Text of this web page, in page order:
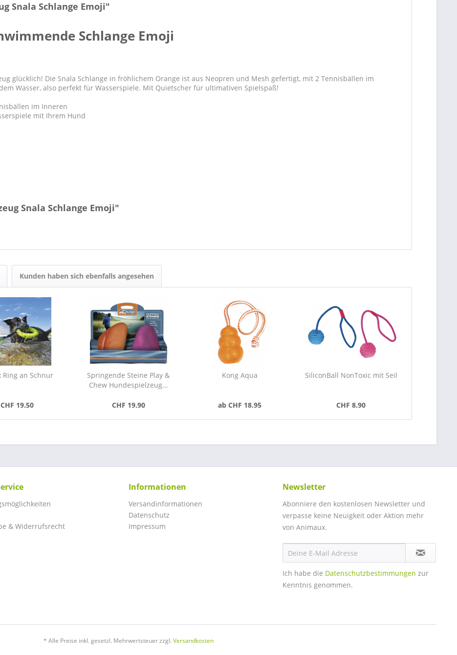
Snala Schlange Emoji"
Schlange Emoji
glücklich! Die Snala Schlange in fröhlichem Orange ist aus Neopren und Mesh gefertigt, mit 2 Tennisbällen im
Wasser, also perfekt für Wasserspiele. Mit Quietscher für ultimativen Spielspaß!
im Inneren
mit Ihrem Hund
Snala Schlange Emoji"
Kunden haben sich ebenfalls angesehen
Ring an Schnur
CHF 19.50
Springende Steine ​​Play &
Chew Hundespielzeug...
CHF 19.90
Kong Aqua
ab CHF 18.95
SiliconBall NonToxic mit Seil
CHF 8.90
& Widerrufsrecht
Informationen
Versandinformationen
Datenschutz
Impressum
Newsletter
Abonniere den kostenlosen Newsletter und
verpasse keine Neuigkeit oder Aktion mehr
von Animaux.
Ich habe die Datenschutzbestimmungen zur
Kenntnis genommen.
* Alle Preise inkl. gesetzl. Mehrwertsteuer zzgl. Versandkosten